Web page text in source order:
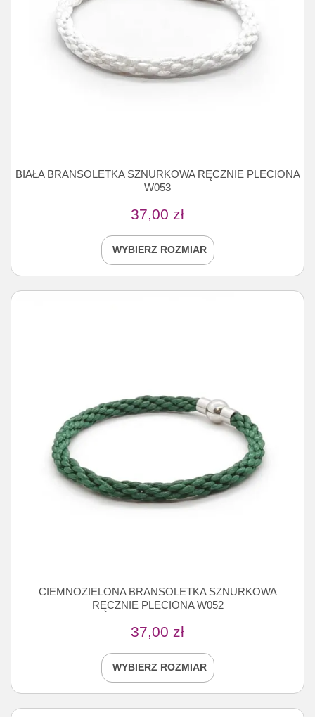
BIAŁA BRANSOLETKA SZNURKOWA RĘCZNIE PLECIONA
W053
37,00 zł
WYBIERZ ROZMIAR
CIEMNOZIELONA BRANSOLETKA SZNURKOWA
RĘCZNIE PLECIONA W052
37,00 zł
WYBIERZ ROZMIAR